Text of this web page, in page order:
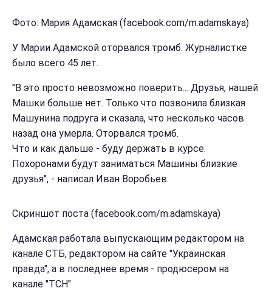
Фото: Мария Адамская (facebook.com/m.adamskaya)
У Марии Адамской оторвался тромб. Журналистке
было всего 45 лет.
"В это просто невозможно поверить... Друзья, нашей
Машки больше нет. Только что позвонила близкая
Машунина подруга и сказала, что несколько часов
назад она умерла. Оторвался тромб.
Что и как дальше - буду держать в курсе.
Похоронами будут заниматься Машины близкие
друзья", - написал Иван Воробьев.
Скриншот поста (facebook.com/m.adamskaya)
Адамская работала выпускающим редактором на
канале СТБ, редактором на сайте "Украинская
правда", а в последнее время - продюсером на
канале "ТСН"